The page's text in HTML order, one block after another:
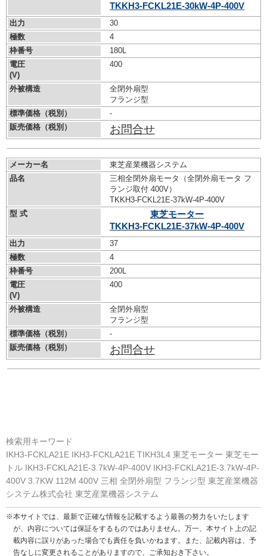
TKKH3-FCKL21E-30kW-4P-400V
出力
30
極数
4
枠番号
180L
電圧
(V)
400
外被構造
全閉外扇型
フランジ型
標準価格（税別）
-
販売価格（税別）
お問合せ
メーカー名
東芝産業機器システム
品名
三相全閉外扇モータ（全閉外扇モータ フ
ランジ取付 400V）
TKKH3-FCKL21E-37kW-4P-400V
型 式
東芝モーター
TKKH3-FCKL21E-37kW-4P-400V
出力
37
極数
4
枠番号
200L
電圧
(V)
400
外被構造
全閉外扇型
フランジ型
標準価格（税別）
-
販売価格（税別）
お問合せ
検索用キーワード
IKH3-FCKLA21E IKH3-FCKLA21E TIKH3L4 東芝モーター 東芝モー
トル IKH3-FCKLA21E-3.7kW-4P-400V IKH3-FCKLA21E-3.7kW-4P-
400V 3.7KW 112M 400V 三相 全閉外扇型 フランジ型 東芝産業機器
システム株式会社 東芝産業機器システム
※本サイトでは、最新で正確な情報を記載するよう最善の努力をいたします
が、内容については保証をするものではありません。万一、本サイト上の記
載内容に誤りがあった場合でも責任を負いかねます。また、記載内容は、予
告なしに変更されることがありますので、ご承知おき下さい。